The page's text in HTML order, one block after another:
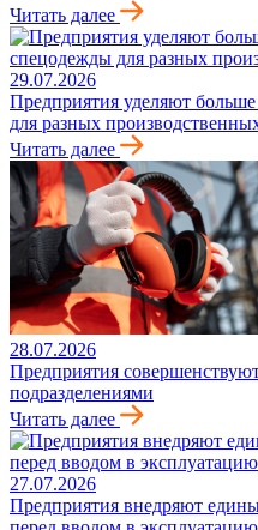
Читать далее
29.07.2026
Предприятия уделяют
для разных
Читать далее
28.07.2026
Предприятия
подразделениями
Читать далее
27.07.2026
Предприятия внедряют